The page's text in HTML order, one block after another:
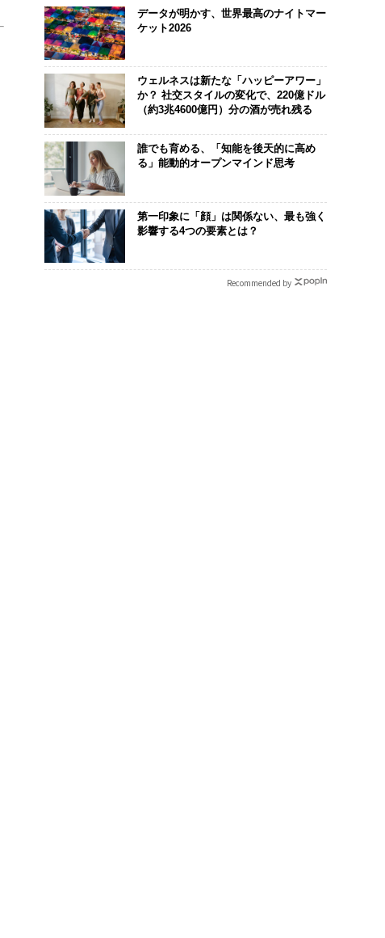
データが明かす、世界最高のナイトマー
ケット2026
ウェルネスは新たな「ハッピーアワー」
か？ 社交スタイルの変化で、220億ドル
（約3兆4600億円）分の酒が売れ残る
誰でも育める、「知能を後天的に高め
る」能動的オープンマインド思考
第一印象に「顔」は関係ない、最も強く
影響する4つの要素とは？
Recommended by